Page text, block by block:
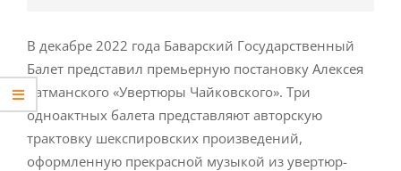
В декабре 2022 года Баварский Государственный
Балет представил премьерную постановку Алексея
Ратманского «Увертюры Чайковского». Три
одноактных балета представляют авторскую
трактовку шекспировских произведений,
оформленную прекрасной музыкой из увертюр-